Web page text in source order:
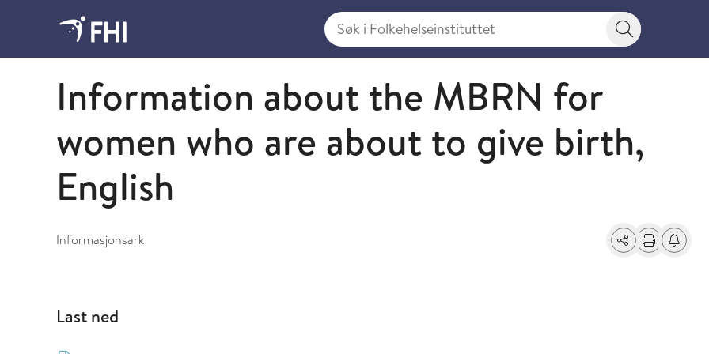
Søk i Folkehelseinstituttet
Søkeknapp
Informasjonsark
Information about the MBRN for
women who are about to give birth,
English
Informasjonsark Del Skriv ut
Få
Last ned